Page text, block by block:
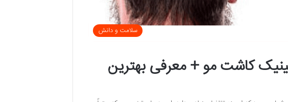
سلامت و دانش
کاشت مو + معرفی بهترین